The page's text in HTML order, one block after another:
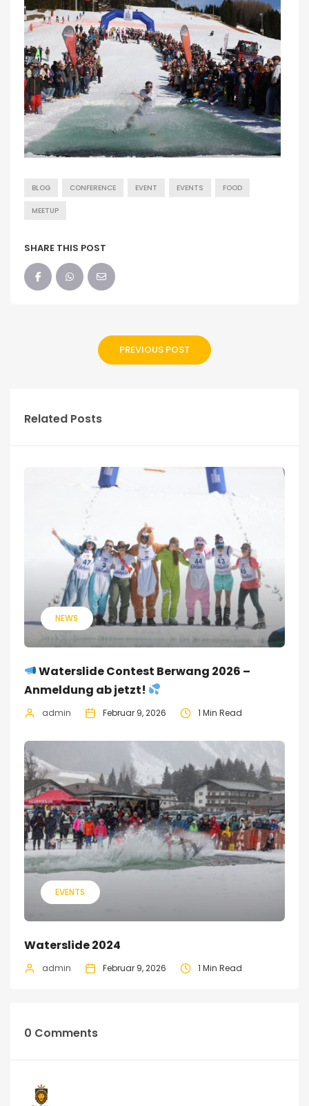
BLOG CONFERENCE EVENT EVENTS FOOD
MEETUP
SHARE THIS POST
PREVIOUS POST
Related Posts
NEWS
Waterslide Contest Berwang 2026 –
Anmeldung ab jetzt!
admin Februar 9, 2026 1 Min Read
EVENTS
Waterslide 2024
admin Februar 9, 2026 1 Min Read
0 Comments